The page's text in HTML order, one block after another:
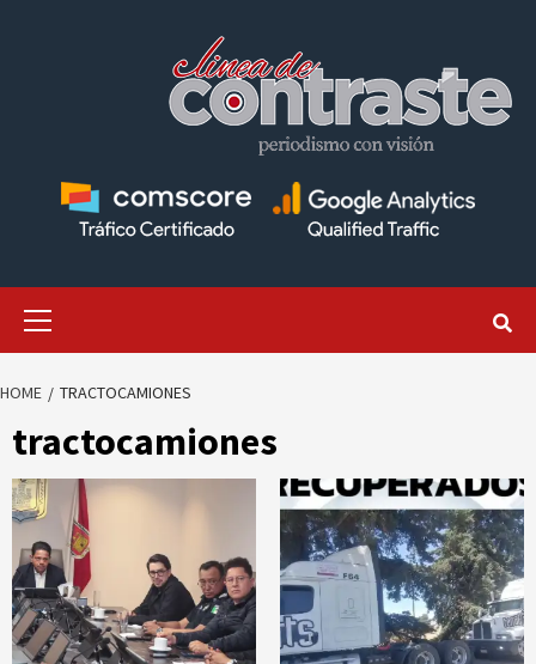
HOME TRACTOCAMIONES
tractocamiones